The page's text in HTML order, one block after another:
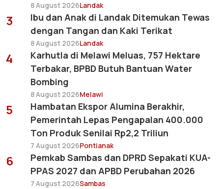
8 August 2026Landak
3
Ibu dan Anak di Landak Ditemukan Tewas
dengan Tangan dan Kaki Terikat
8 August 2026Landak
4
Karhutla di Melawi Meluas, 757 Hektare
Terbakar, BPBD Butuh Bantuan Water
Bombing
8 August 2026Melawi
5
Hambatan Ekspor Alumina Berakhir,
Pemerintah Lepas Pengapalan 400.000
Ton Produk Senilai Rp2,2 Triliun
7 August 2026Pontianak
6
Pemkab Sambas dan DPRD Sepakati KUA-
PPAS 2027 dan APBD Perubahan 2026
7 August 2026Sambas